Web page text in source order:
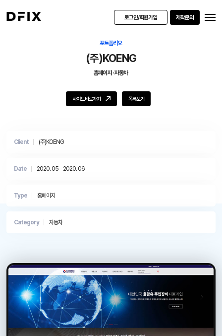
로그인/회원가입 제작문의
포트폴리오
(주)KOENG
홈페이지 ·자동차
사이트 바로가기 목록보기
Client (주)KOENG
Date 2020. 05 - 2020. 06
Type 홈페이지
Category 자동차